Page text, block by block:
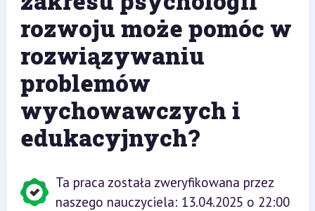
rozwoju może pomóc w
rozwiązywaniu
problemów
wychowawczych i
edukacyjnych?
Ta praca została zweryfikowana przez
naszego nauczyciela: 13.04.2025 o 22:00